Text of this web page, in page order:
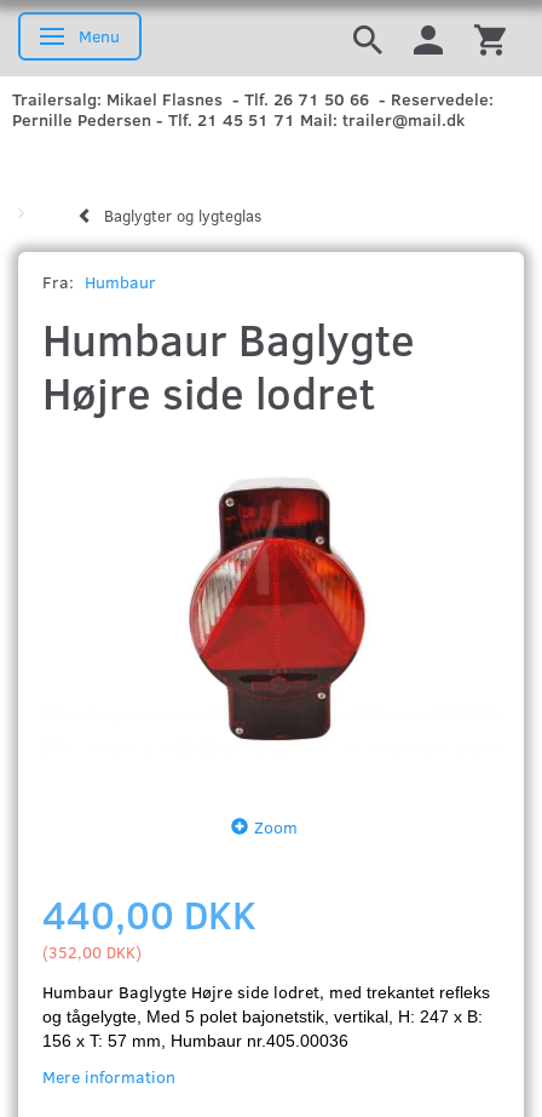
Skifte navigation
Menu
Trailersalg: Mikael Flasnes - Tlf. 26 71 50 66 - Reservedele:
Pernille Pedersen - Tlf. 21 45 51 71 Mail: trailer@mail.dk
Baglygter og lygteglas
Fra: Humbaur
Humbaur Baglygte
Højre side lodret
Zoom
440,00 DKK
(352,00 DKK)
Humbaur Baglygte Højre side lodret, med trekantet refleks
og tågelygte, Med 5 polet bajonetstik , vertikal, H: 247 x B:
156 x T: 57 mm, Humbaur nr.405.00036
Mere information